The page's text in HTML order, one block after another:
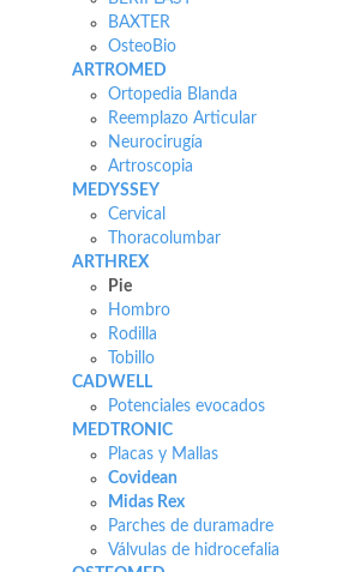
BAXTER
OsteoBio
ARTROMED
Ortopedia Blanda
Reemplazo Articular
Neurocirugía
Artroscopia
MEDYSSEY
Cervical
Thoracolumbar
ARTHREX
Pie
Hombro
Rodilla
Tobillo
CADWELL
Potenciales evocados
MEDTRONIC
Placas y Mallas
Covidean
Midas Rex
Parches de duramadre
Válvulas de hidrocefalia